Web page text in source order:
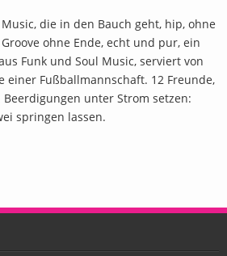
Music, die in den Bauch geht, hip, ohne
ohne Ende, echt und pur, ein
Funk und Soul Music, serviert von
einer Fußballmannschaft. 12 Freunde,
unter Strom setzen:
springen lassen.